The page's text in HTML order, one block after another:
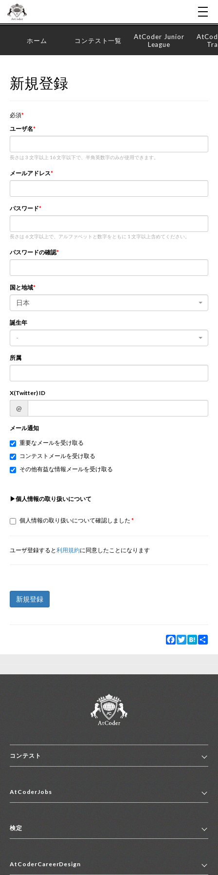
ホーム コンテスト一覧
AtCoder Junior
League
新規登録
必須
ユーザ名
長さは 3 文字以上 16 文字以下で、半角英数字のみが使用できます。
メールアドレス
パスワード
長さは 6 文字以上で、アルファベットと数字をともに 1 文字以上含めてください。
パスワードの確認
国と地域
日本
誕生年
-
所属
X(Twitter) ID
@
メール通知
重要なメールを受け取る
コンテストメールを受け取る
その他有益な情報メールを受け取る
▶個人情報の取り扱いについて
個人情報の取り扱いについて確認しました
ユーザ登録すると利用規約に同意したことになります
新規登録
Facebook
TwitterHatena
コンテスト
コンテスト一覧
便利リンク集
AtCoderJobs
2027年新卒採用求人一覧
中途採用求人一覧
検定
マイページ
AtCoderCareerDesign